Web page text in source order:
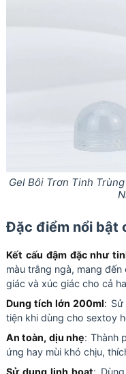
Gel Bôi Trơn Tinh
Đặc điểm nổi bật
Kết cấu đậm đặc như
màu trắng ngà, mang
giác và xúc giác cho cả
Dung tích lớn 200ml: Sử
tiện khi dùng cho sextoy
An toàn, dịu nhẹ: Thành
ứng hay mùi khó chịu,
Sử dụng linh hoạt: